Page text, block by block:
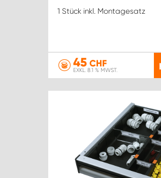
1 Stück inkl. Montagesatz
45 CHF
EXKL. 8.1 % MWST.